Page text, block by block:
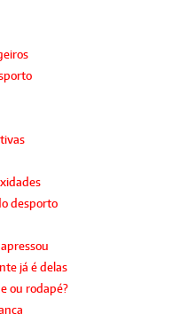
desporto
já é delas
ou rodapé?